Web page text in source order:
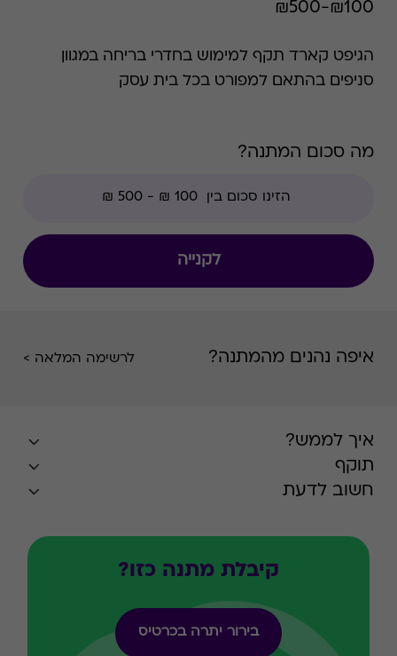
₪100-₪500
הגיפט קארד תקף למימוש בחדרי בריחה במגוון
סניפים בהתאם למפורט בכל בית עסק
מה סכום המתנה?
לקנייה
איפה נהנים מהמתנה? לרשימה המלאה >
איך לממש?
תוקף
חשוב לדעת
קיבלת מתנה כזו?
בירור יתרה בכרטיס